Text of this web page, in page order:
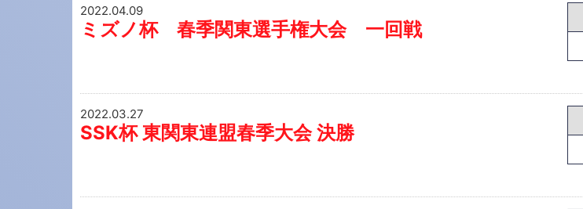
2022.04.09
ミズノ杯 春季関東選手権大会 一回戦
2022.03.27
SSK杯 東関東連盟春季大会 決勝